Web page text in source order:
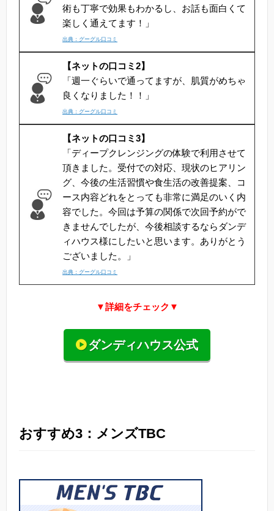
術も丁寧で効果もわかるし、お話も面白くて
楽しく通えてます！」
出典：グーグル口コミ
【ネットの口コミ2】
「週一ぐらいで通ってますが、肌質がめちゃ
良くなりました！！」
出典：グーグル口コミ
【ネットの口コミ3】
「ディープクレンジングの体験で利用させて
頂きました。受付での対応、現状のヒアリン
グ、今後の生活習慣や食生活の改善提案、コ
ース内容どれをとっても非常に満足のいく内
容でした。今回は予算の関係で次回予約がで
きませんでしたが、今後相談するならダンデ
ィハウス様にしたいと思います。ありがとう
ございました。」
出典：グーグル口コミ
▼詳細をチェック▼
ダンディハウス公式
おすすめ3：メンズTBC